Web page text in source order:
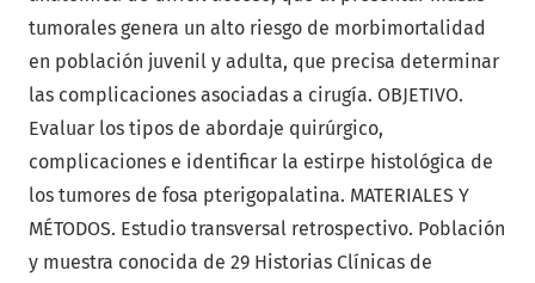
tumorales genera un alto riesgo de morbimortalidad
en población juvenil y adulta, que precisa determinar
las complicaciones asociadas a cirugía. OBJETIVO.
Evaluar los tipos de abordaje quirúrgico,
complicaciones e identificar la estirpe histológica de
los tumores de fosa pterigopalatina. MATERIALES Y
MÉTODOS. Estudio transversal retrospectivo. Población
y muestra conocida de 29 Historias Clínicas de